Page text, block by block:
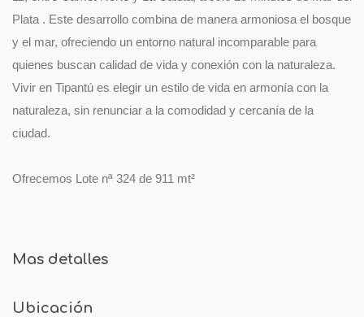
Plata . Este desarrollo combina de manera armoniosa el bosque
y el mar, ofreciendo un entorno natural incomparable para
quienes buscan calidad de vida y conexión con la naturaleza.
Vivir en Tipantú es elegir un estilo de vida en armonía con la
naturaleza, sin renunciar a la comodidad y cercanía de la
ciudad.
Ofrecemos Lote nª 324 de 911 mt²
Mas detalles
Ubicación